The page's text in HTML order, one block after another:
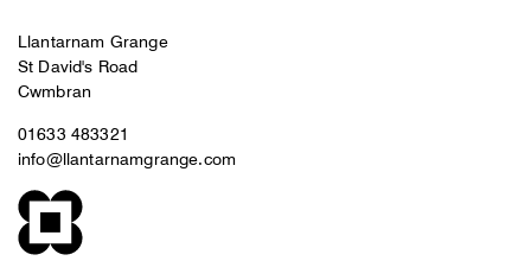
Llantarnam Grange
St David's Road
Cwmbran
01633 483321
info@llantarnamgrange.com